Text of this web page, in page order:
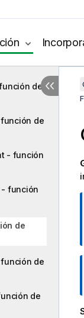
función
- función
de
de
- función
- función
de
de
de